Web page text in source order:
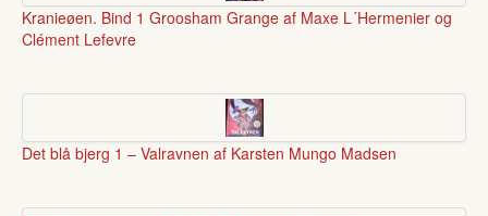
Kranieøen. Bind 1 Groosham Grange af Maxe L´Hermenier og
Clément Lefevre
Det blå bjerg 1 – Valravnen af Karsten Mungo Madsen